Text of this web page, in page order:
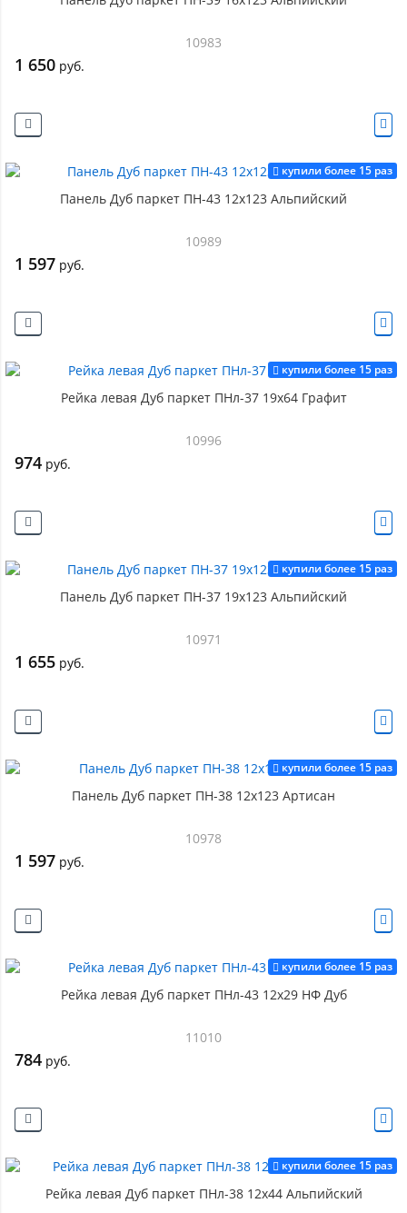
10983
1 650 руб.
купили более 15 раз
Панель Дуб паркет ПН-43 12х123 Альпийский
10989
1 597 руб.
купили более 15 раз
Рейка левая Дуб паркет ПНл-37 19х64 Графит
10996
974 руб.
купили более 15 раз
Панель Дуб паркет ПН-37 19х123 Альпийский
10971
1 655 руб.
купили более 15 раз
Панель Дуб паркет ПН-38 12х123 Артисан
10978
1 597 руб.
купили более 15 раз
Рейка левая Дуб паркет ПНл-43 12х29 НФ Дуб
11010
784 руб.
купили более 15 раз
Рейка левая Дуб паркет ПНл-38 12х44 Альпийский